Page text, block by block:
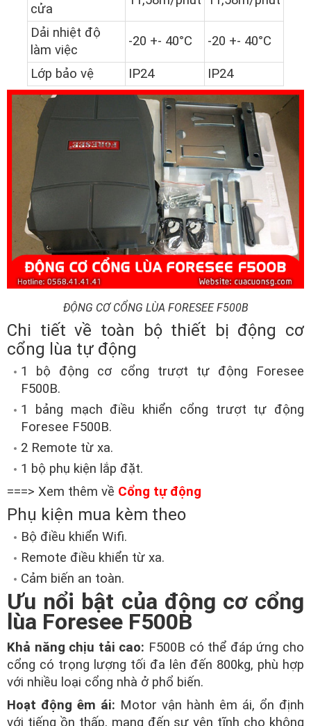
cửa
Dải nhiệt độ
làm việc
-20 +- 40°C -20 +- 40°C
Lớp bảo vệ IP24 IP24
ĐỘNG CƠ CỔNG LÙA FORESEE F500B
Chi tiết về toàn bộ thiết bị động cơ
cổng lùa tự động
1 bộ động cơ cổng trượt tự động Foresee
F500B.
1 bảng mạch điều khiển cổng trượt tự động
Foresee F500B.
2 Remote từ xa.
1 bộ phụ kiện lắp đặt.
===> Xem thêm về Cổng tự động
Phụ kiện mua kèm theo
Bộ điều khiển Wifi.
Remote điều khiển từ xa.
Cảm biến an toàn.
Ưu nổi bật của động cơ cổng
lùa Foresee F500B
Khả năng chịu tải cao: F500B có thể đáp ứng cho
cổng có trọng lượng tối đa lên đến 800kg, phù hợp
với nhiều loại cổng nhà ở phổ biến.
Hoạt động êm ái: Motor vận hành êm ái, ổn định
với tiếng ồn thấp, mang đến sự yên tĩnh cho không